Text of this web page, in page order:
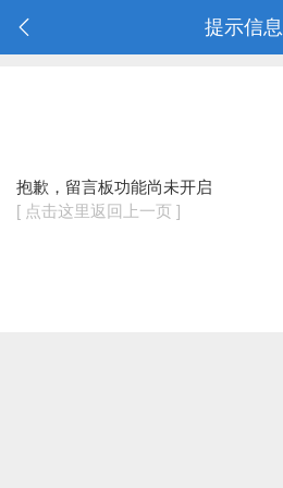
提示信息
抱歉，留言板功能尚未开启
[ 点击这里返回上一页 ]